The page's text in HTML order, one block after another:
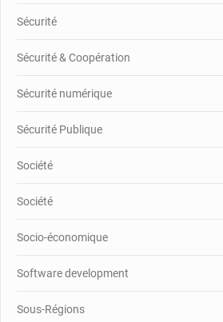
Sécurité
Sécurité & Coopération
Sécurité numérique
Sécurité Publique
Société
Société
Socio-économique
Software development
Sous-Régions